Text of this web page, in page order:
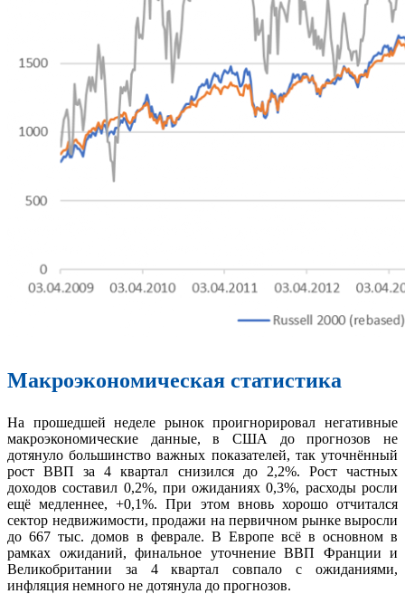
Макроэкономическая статистика
На прошедшей неделе рынок проигнорировал негативные
макроэкономические данные, в США до прогнозов не
дотянуло большинство важных показателей, так уточнённый
рост ВВП за 4 квартал снизился до 2,2%. Рост частных
доходов составил 0,2%, при ожиданиях 0,3%, расходы росли
ещё медленнее, +0,1%. При этом вновь хорошо отчитался
сектор недвижимости, продажи на первичном рынке выросли
до 667 тыс. домов в феврале. В Европе всё в основном в
рамках ожиданий, финальное уточнение ВВП Франции и
Великобритании за 4 квартал совпало с ожиданиями,
инфляция немного не дотянула до прогнозов.